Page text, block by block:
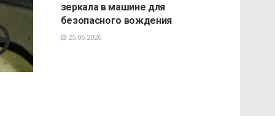
зеркала в машине для
безопасного вождения
25.06.2026